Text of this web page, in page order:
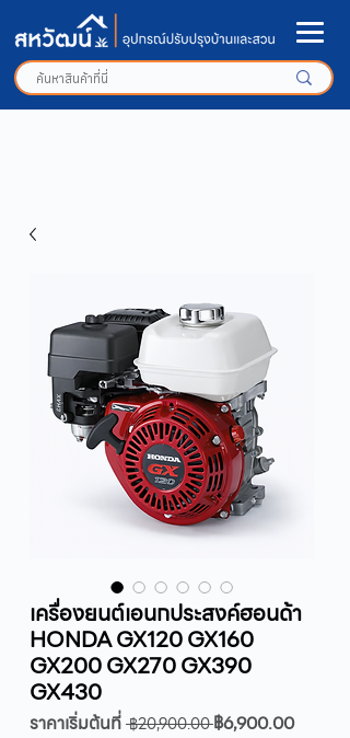
เครื่องยนต์เอนกประสงค์ฮอนด้า
HONDA GX120 GX160
GX200 GX270 GX390
GX430
ราคาเริ่มต้นที่ ฿20,900.00 ราคา
฿6,900.00ราคา